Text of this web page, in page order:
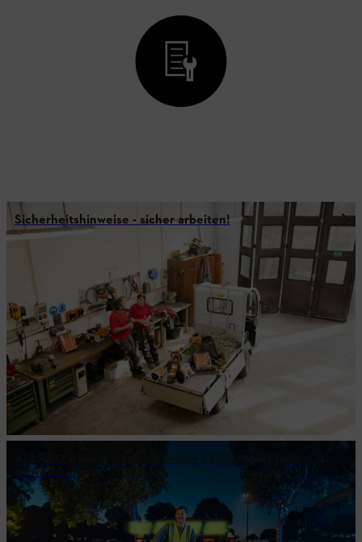
Sicherheitshinweise - sicher arbeiten!
ALLPRO-Akkusystem: maximale Leistung für jede
Anwendung